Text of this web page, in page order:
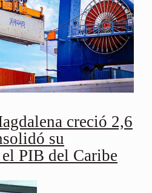
creció 2,6
su
PIB del Caribe